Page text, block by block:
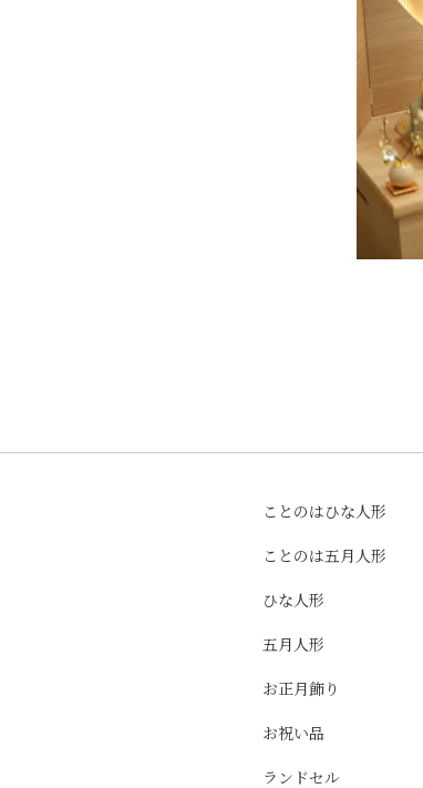
ことのはひな人形
ことのは五月人形
ひな人形
五月人形
お正月飾り
お祝い品
ランドセル